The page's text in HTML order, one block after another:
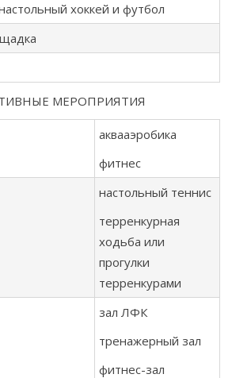
хоккей и футбол
МЕРОПРИЯТИЯ
аквааэробика
фитнес
настольный теннис
терренкурная
ходьба или
прогулки
терренкурами
зал ЛФК
тренажерный зал
фитнес-зал